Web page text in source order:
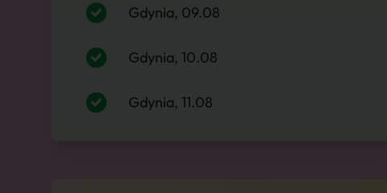
Gdynia, 09.08
Gdynia, 10.08
Gdynia, 11.08